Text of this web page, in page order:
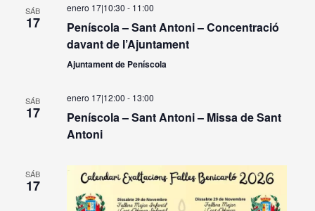
SÁB
17
enero 17|10:30 - 11:00
Peníscola – Sant Antoni – Concentració
davant de l’Ajuntament
Ajuntament de Peníscola
SÁB
17
enero 17|12:00 - 13:00
Peníscola – Sant Antoni – Missa de Sant
Antoni
SÁB
17